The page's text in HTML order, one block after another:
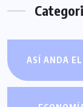
ASÍ ANDA